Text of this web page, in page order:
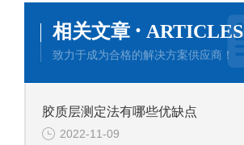
相关文章 · ARTICLES
致力于成为合格的解决方案供应商！
胶质层测定法有哪些优缺点
2022-11-09